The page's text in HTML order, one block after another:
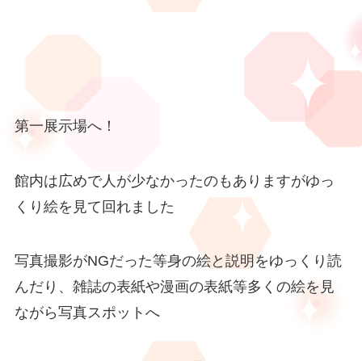
第一展示場へ！
館内は広めで人が少なかったのもありますがゆっ
くり絵を見て回れました
写真撮影がNGだった等身の絵と説明をゆっくり読
んだり、雑誌の表紙や漫画の表紙等多くの絵を見
ながら写真スポットへ